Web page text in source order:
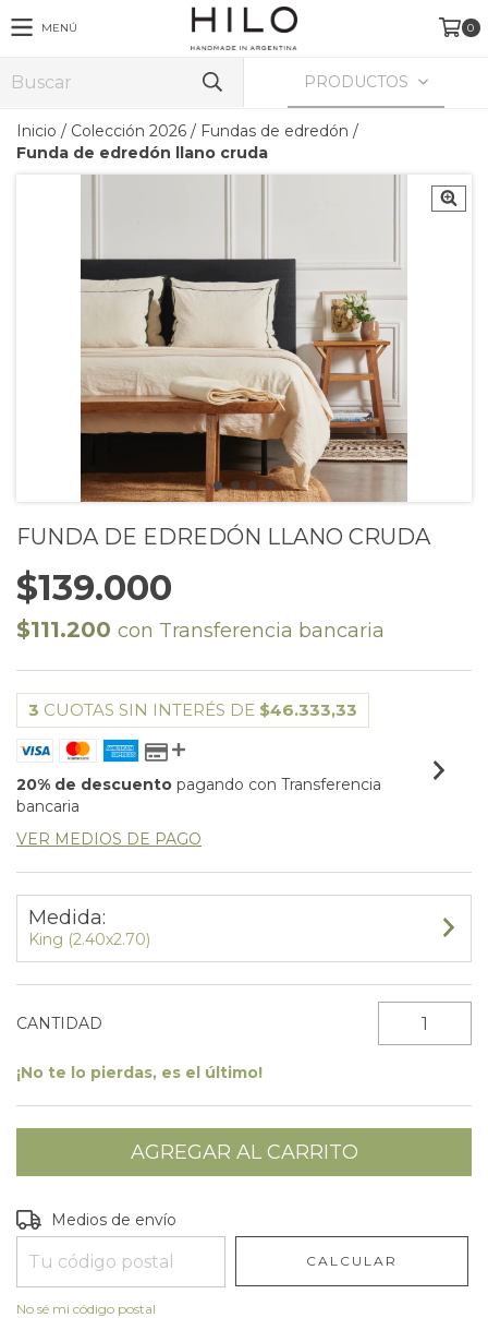
MENÚ 0
PRODUCTOS
Inicio / Colección 2026 / Fundas de edredón /
Funda de edredón llano cruda
FUNDA DE EDREDÓN LLANO CRUDA
$139.000
$111.200 con Transferencia bancaria
3 CUOTAS SIN INTERÉS DE $46.333,33
20% de descuento pagando con Transferencia
bancaria
VER MEDIOS DE PAGO
Medida:
King (2.40x2.70)
CANTIDAD
¡No te lo pierdas, es el último!
Entregas para el CP:
Medios de envío
CALCULAR
No sé mi código postal